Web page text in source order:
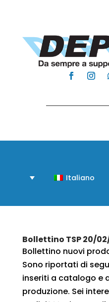
Italiano
Bollettino TSP 20/
Bollettino nuovi
Sono riportati di
inseriti a catalogo e
produzione. Sei